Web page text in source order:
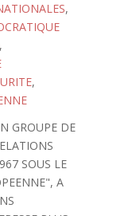
,
,
,
GROUPE DE
SOUS LE
A